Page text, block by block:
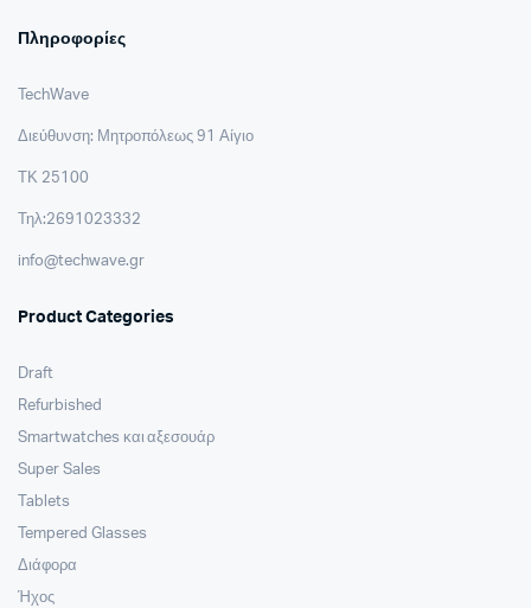
Πληροφορίες
TechWave
Διεύθυνση: Μητροπόλεως 91 Αίγιο
ΤΚ 25100
Τηλ:2691023332
info@techwave.gr
Product Categories
Draft
Refurbished
Smartwatches και αξεσουάρ
Super Sales
Tablets
Tempered Glasses
Διάφορα
Ήχος